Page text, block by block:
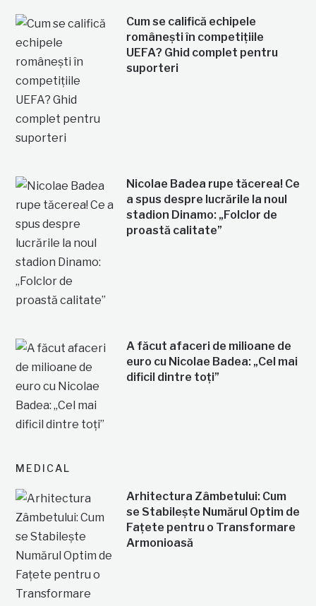
Cum se califică echipele
românești în competițiile
UEFA? Ghid complet pentru
suporteri
Nicolae Badea rupe tăcerea! Ce
a spus despre lucrările la noul
stadion Dinamo: „Folclor de
proastă calitate”
A făcut afaceri de milioane de
euro cu Nicolae Badea: „Cel mai
dificil dintre toți”
MEDICAL
Arhitectura Zâmbetului: Cum
se Stabilește Numărul Optim de
Fațete pentru o Transformare
Armonioasă